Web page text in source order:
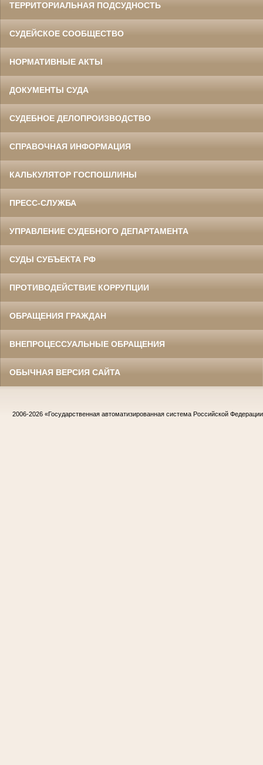
ТЕРРИТОРИАЛЬНАЯ ПОДСУДНОСТЬ
СУДЕЙСКОЕ СООБЩЕСТВО
НОРМАТИВНЫЕ АКТЫ
ДОКУМЕНТЫ СУДА
СУДЕБНОЕ ДЕЛОПРОИЗВОДСТВО
СПРАВОЧНАЯ ИНФОРМАЦИЯ
КАЛЬКУЛЯТОР ГОСПОШЛИНЫ
ПРЕСС-СЛУЖБА
УПРАВЛЕНИЕ СУДЕБНОГО ДЕПАРТАМЕНТА
СУДЫ СУБЪЕКТА РФ
ПРОТИВОДЕЙСТВИЕ КОРРУПЦИИ
ОБРАЩЕНИЯ ГРАЖДАН
ВНЕПРОЦЕССУАЛЬНЫЕ ОБРАЩЕНИЯ
ОБЫЧНАЯ ВЕРСИЯ САЙТА
2006-2026 «Государственная автоматизированная система Российской